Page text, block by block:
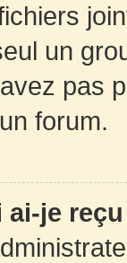
un
pas
forum.
ai-je